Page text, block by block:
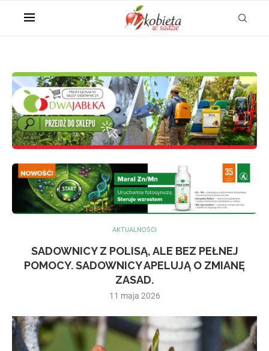
AKTUALNOŚCI
SADOWNICY Z POLISĄ, ALE BEZ PEŁNEJ
POMOCY. SADOWNICY APELUJĄ O ZMIANĘ
ZASAD.
11 maja 2026